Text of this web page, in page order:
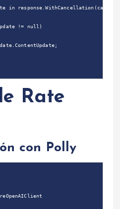
in
!= null)
Rate
con Polly